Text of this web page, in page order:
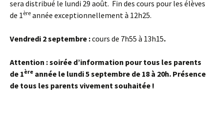
sera distribué le lundi 29 août. Fin des cours pour les élèves
de 1ère année exceptionnellement à 12h25.
Vendredi 2 septembre :cours de 7h55 à 13h15.
Attention : soirée d’information pour tous les parents
de 1ère année le lundi 5 septembre de 18 à 20h. Présence
de tous les parents vivement souhaitée !